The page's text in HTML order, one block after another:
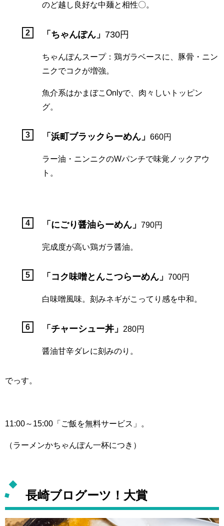
のど越し良好な中麺と相性〇。
「ちゃんぽん」 730円
ちゃんぽんスープ：鶏ガラベースに、豚骨・ニン
ニクでコクが増強。
魚介系はかまぼこOnlyで、肉々しいトッピン
グ。
「浜町ブラックらーめん」 660円
ラー油・ニンニクのWパンチで味覚ノックアウ
ト。
「にごり醤油らーめん」 790円
完成度が高い鶏ガラ醤油。
「コク味噌とんこつらーめん」 700円
白味噌風味。刻みネギがこってり感を中和。
「チャーシュー丼」 280円
醤油甘辛ダレに刻みのり。
でっす。
11:00～15:00「ご飯を無料サービス」。
（ラーメンかちゃんぽん一杯につき）
長崎ブログーツ！大賞